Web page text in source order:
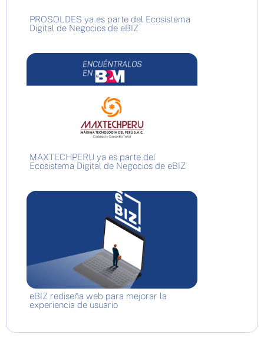
PROSOLDES ya es parte del Ecosistema
Digital de Negocios de eBIZ
MAXTECHPERU ya es parte del
Ecosistema Digital de Negocios de eBIZ
eBIZ rediseña web para mejorar la
experiencia de usuario